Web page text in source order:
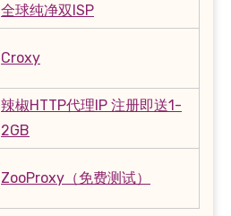
全球纯净双ISP
Croxy
辣椒HTTP代理IP 注册即送1-
2GB
ZooProxy（免费测试）